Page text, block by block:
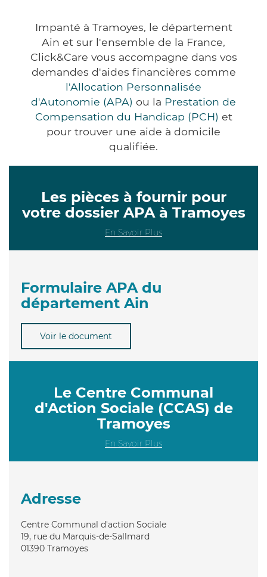
Impanté à Tramoyes, le département
Ain et sur l'ensemble de la France,
Click&Care vous accompagne dans vos
demandes d'aides financières comme
l'Allocation Personnalisée
d'Autonomie (APA) ou la Prestation de
Compensation du Handicap (PCH) et
pour trouver une aide à domicile
qualifiée.
Les pièces à fournir pour
votre dossier APA à Tramoyes
En Savoir Plus
Formulaire APA du
département Ain
Voir le document
Le Centre Communal
d'Action Sociale (CCAS) de
Tramoyes
En Savoir Plus
Adresse
Centre Communal d'action Sociale
19, rue du Marquis-de-Sallmard
01390 Tramoyes